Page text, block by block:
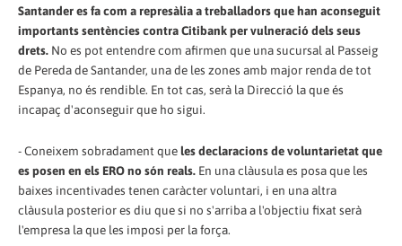
Santander es fa com a represàlia a treballadors que han aconseguit
importants sentències contra Citibank per vulneració dels seus
drets. No es pot entendre com afirmen que una sucursal al Passeig
de Pereda de Santander, una de les zones amb major renda de tot
Espanya, no és rendible. En tot cas, serà la Direcció la que és
incapaç d'aconseguir que ho sigui.
- Coneixem sobradament queles declaracions de voluntarietat que
es posen en els ERO no són reals. En una clàusula es posa que les
baixes incentivades tenen caràcter voluntari, i en una altra
clàusula posterior es diu que si no s'arriba a l'objectiu fixat serà
l'empresa la que les imposi per la força.